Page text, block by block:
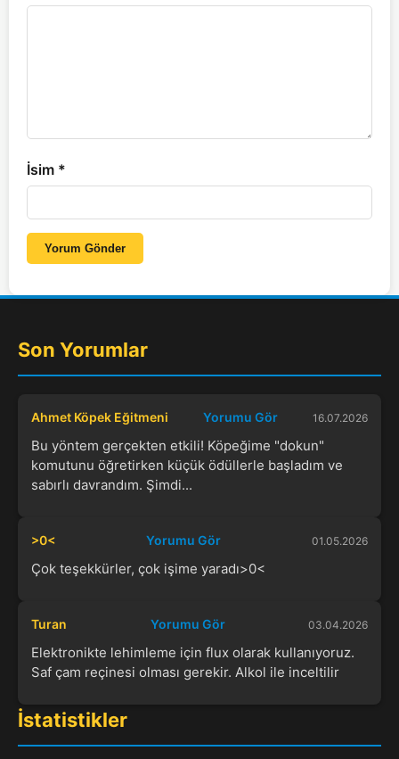
İsim *
Yorum Gönder
Son Yorumlar
Ahmet Köpek Eğitmeni Yorumu Gör 16.07.2026
Bu yöntem gerçekten etkili! Köpeğime "dokun"
komutunu öğretirken küçük ödüllerle başladım ve
sabırlı davrandım. Şimdi...
>0< Yorumu Gör 01.05.2026
Çok teşekkürler, çok işime yaradı>0<
Turan Yorumu Gör 03.04.2026
Elektronikte lehimleme için flux olarak kullanıyoruz.
Saf çam reçinesi olması gerekir. Alkol ile inceltilir
İstatistikler